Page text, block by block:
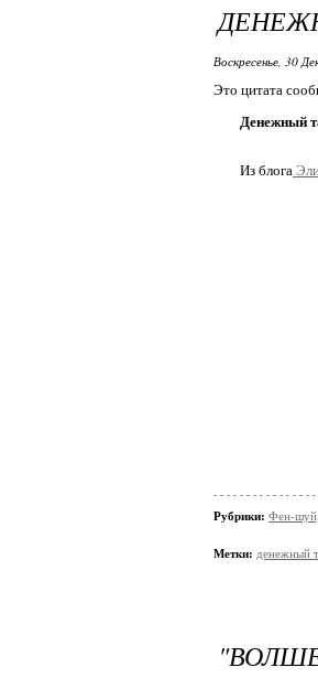
Воскресенье, 30
Это цитата
Денежный
Из блога
Рубрики: Фен-
Метки: денежный